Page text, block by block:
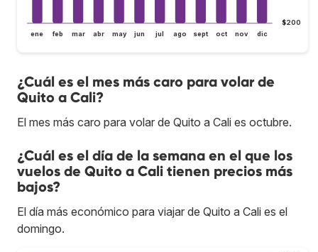
$200
ene feb mar abr may jun jul ago sept oct nov dic
¿Cuál es el mes más caro para volar de
Quito a Cali?
El mes más caro para volar de Quito a Cali es octubre.
¿Cuál es el día de la semana en el que los
vuelos de Quito a Cali tienen precios más
bajos?
El día más económico para viajar de Quito a Cali es el
domingo.